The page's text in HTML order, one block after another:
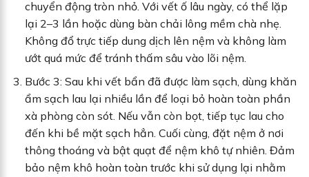
chuyển động tròn nhỏ. Với vết ố lâu ngày, có thể lặp
lại 2–3 lần hoặc dùng bàn chải lông mềm chà nhẹ.
Không đổ trực tiếp dung dịch lên nệm và không làm
ướt quá mức để tránh thấm sâu vào lõi nệm.
Bước 3: Sau khi vết bẩn đã được làm sạch, dùng khăn
ẩm sạch lau lại nhiều lần để loại bỏ hoàn toàn phần
xà phòng còn sót. Nếu vẫn còn bọt, tiếp tục lau cho
đến khi bề mặt sạch hẳn. Cuối cùng, đặt nệm ở nơi
thông thoáng và bật quạt để nệm khô tự nhiên. Đảm
bảo nệm khô hoàn toàn trước khi sử dụng lại nhằm